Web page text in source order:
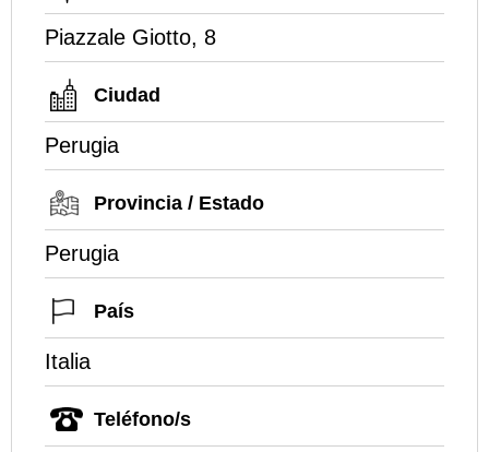
Piazzale Giotto, 8
Ciudad
Perugia
Provincia / Estado
Perugia
País
Italia
Teléfono/s